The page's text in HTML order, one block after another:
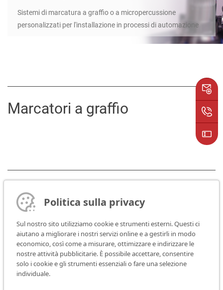
Sistemi di marcatura a graffio o a micropercussione
personalizzati per l'installazione in processi di automazione
Marcatori a graffio
Marcatori a micropercussione
Politica sulla privacy
Sul nostro sito utilizziamo cookie e strumenti esterni. Questi ci
aiutano a migliorare i nostri servizi online e a gestirli in modo
economico, così come a misurare, ottimizzare e indirizzare le
nostre attività pubblicitarie. È possibile accettare, consentire
solo i cookie e gli strumenti essenziali o fare una selezione
individuale.